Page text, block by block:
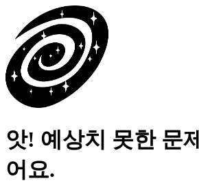
앗! 예상치 못한 문
어요.